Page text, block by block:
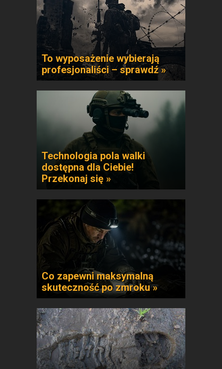
To wyposażenie wybierają
profesjonaliści – sprawdź »
Technologia pola walki
dostępna dla Ciebie!
Przekonaj się »
Co zapewni maksymalną
skuteczność po zmroku »